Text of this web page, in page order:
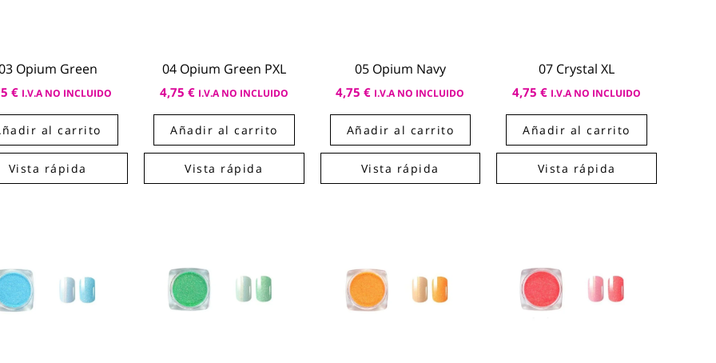
Opium Green
€ I.V.A NO INCLUIDO
al carrito
Vista rápida
04 Opium Green PXL
4,75 € I.V.A NO INCLUIDO
Añadir al carrito
Vista rápida
05 Opium Navy
4,75€ I.V.A NO INCLUIDO
Añadir al carrito
Vista rápida
07 Crystal XL
4,75€ I.V.A NO INCLUIDO
Añadir al carrito
Vista rápida